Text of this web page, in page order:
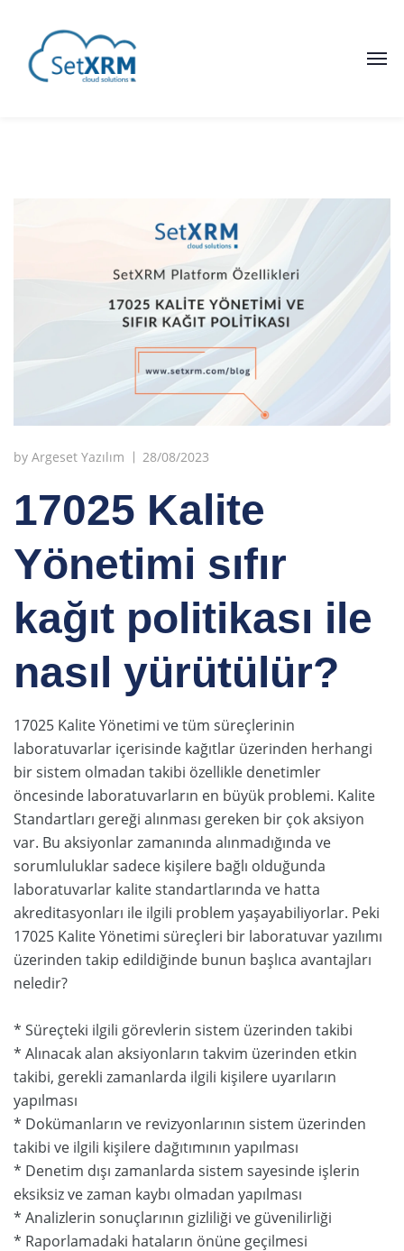
by Argeset Yazılım 28/08/2023
17025 Kalite
Yönetimi sıfır
kağıt politikası ile
nasıl yürütülür?
17025 Kalite Yönetimi ve tüm süreçlerinin
laboratuvarlar içerisinde kağıtlar üzerinden herhangi
bir sistem olmadan takibi özellikle denetimler
öncesinde laboratuvarların en büyük problemi. Kalite
Standartları gereği alınması gereken bir çok aksiyon
var. Bu aksiyonlar zamanında alınmadığında ve
sorumluluklar sadece kişilere bağlı olduğunda
laboratuvarlar kalite standartlarında ve hatta
akreditasyonları ile ilgili problem yaşayabiliyorlar. Peki
17025 Kalite Yönetimi süreçleri bir laboratuvar yazılımı
üzerinden takip edildiğinde bunun başlıca avantajları
neledir?
* Süreçteki ilgili görevlerin sistem üzerinden takibi
* Alınacak alan aksiyonların takvim üzerinden etkin
takibi, gerekli zamanlarda ilgili kişilere uyarıların
yapılması
* Dokümanların ve revizyonlarının sistem üzerinden
takibi ve ilgili kişilere dağıtımının yapılması
* Denetim dışı zamanlarda sistem sayesinde işlerin
eksiksiz ve zaman kaybı olmadan yapılması
* Analizlerin sonuçlarının gizliliği ve güvenilirliği
* Raporlamadaki hataların önüne geçilmesi